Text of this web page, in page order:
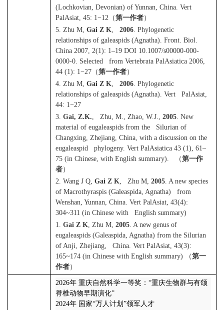
(Lochkovian, Devonian) of Yunnan, China. Vert
PalAsiat, 45: 1−12 （第一作者）
5. Zhu M, Gai Z K, 2006. Phylogenetic
relationships of galeaspids (Agnatha). Front. Biol.
China 2007, 2(1): 1–19 DOI 10.1007/s00000-000-
0000-0. Selected from Vertebrata PalAsiatica 2006,
44 (1): 1−27 （第一作者）
4. Zhu M, Gai Z K, 2006. Phylogenetic
relationships of galeaspids (Agnatha). Vert PalAsiat,
44: 1−27
3. Gai, Z.K., Zhu, M., Zhao, W.J., 2005. New
material of eugaleaspids from the Silurian of
Changxing, Zhejiang, China, with a discussion on the
eugaleaspid phylogeny. Vert PalAsiatica 43 (1), 61–
75 (in Chinese, with English summary).
（第一作
者）
2. Wang J Q, Gai Z K, Zhu M, 2005. A new species
of Macrothyraspis (Galeaspida, Agnatha) from
Wenshan, Yunnan, China. Vert PalAsiat, 43(4):
304~311 (in Chinese with English summary)
1. Gai Z K, Zhu M, 2005. A new genus of
eugaleaspids (Galeaspida, Agnatha) from the Silurian
of Anji, Zhejiang, China. Vert PalAsiat, 43(3):
165~174 (in Chinese with English summary)
（第一
作者）
2026年 重庆自然科学一等奖：“重庆生物群与有颌
脊椎动物早期演化”
2024年 国家“万人计划”领军人才